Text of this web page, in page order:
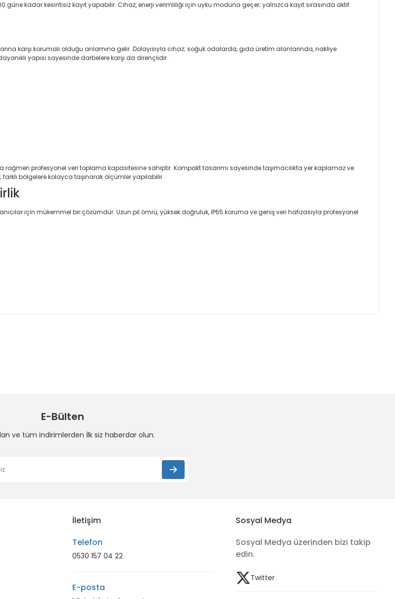
güne kadar kesintisiz kayıt yapabilir. Cihaz, enerji verimliliği için uyku moduna geçer; yalnızca kayıt sırasında aktif
karşı korumalı olduğu anlamına gelir. Dolayısıyla cihaz; soğuk odalarda, gıda üretim alanlarında, nakliye
yapısı sayesinde darbelere karşı da dirençlidir.
rağmen profesyonel veri toplama kapasitesine sahiptir. Kompakt tasarımı sayesinde taşımacılıkta yer kaplamaz ve
bölgelere kolayca taşınarak ölçümler yapılabilir.
için mükemmel bir çözümdür. Uzun pil ömrü, yüksek doğruluk, IP65 koruma ve geniş veri hafızasıyla profesyonel
E-Bülten
ve tüm indirimlerden İlk siz haberdar olun.
İletişim
Telefon
0530 157 04 22
E-posta
Sosyal Medya
Sosyal Medya üzerinden bizi takip
edin.
Twitter